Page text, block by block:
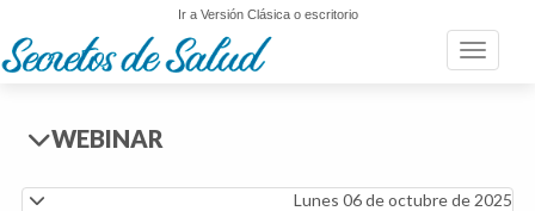
Ir a Versión Clásica o escritorio
Toggle
WEBINAR
Lunes 06 de octubre de 2025